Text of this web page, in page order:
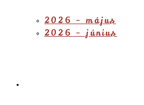
2026 – május
2026 – június